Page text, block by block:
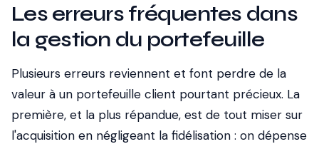
Les erreurs fréquentes dans
la gestion du portefeuille
Plusieurs erreurs reviennent et font perdre de la
valeur à un portefeuille client pourtant précieux. La
première, et la plus répandue, est de tout miser sur
l'acquisition en négligeant la fidélisation : on dépense